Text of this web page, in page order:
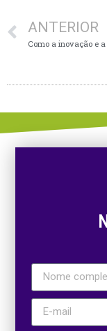
ANTERIOR